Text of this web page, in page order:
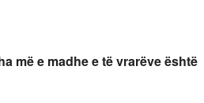
më e madhe e të vrarëve është